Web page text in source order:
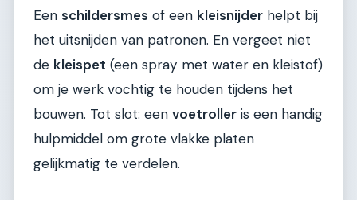
Een schildersmes of een kleisnijder helpt bij
het uitsnijden van patronen. En vergeet niet
de kleispet (een spray met water en kleistof)
om je werk vochtig te houden tijdens het
bouwen. Tot slot: een voetroller is een handig
hulpmiddel om grote vlakke platen
gelijkmatig te verdelen.